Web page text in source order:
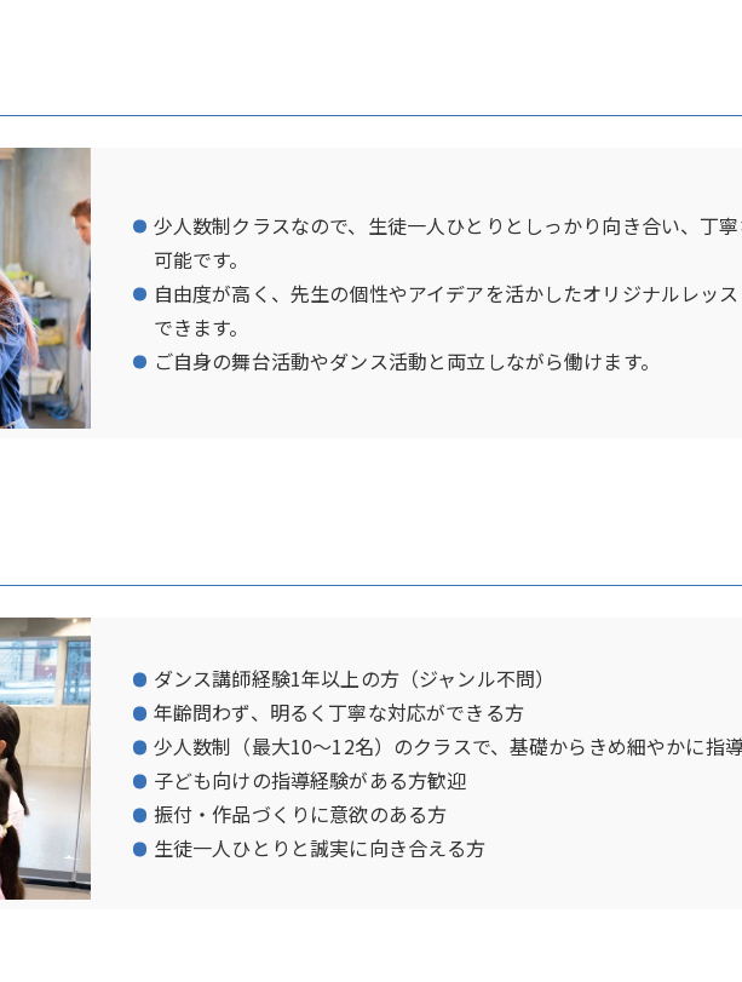
少人数制クラスなので、生徒一人ひとりとしっかり向き合い、丁
可能です。
自由度が高く、先生の個性やアイデアを活かしたオリジナルレッ
できます。
ご自身の舞台活動やダンス活動と両立しながら働けます。
ダンス講師経験1年以上の方（ジャンル不問）
年齢問わず、明るく丁寧な対応ができる方
少人数制（最大10～12名）のクラスで、基礎からきめ細やかに指
子ども向けの指導経験がある方歓迎
振付・作品づくりに意欲のある方
生徒一人ひとりと誠実に向き合える方